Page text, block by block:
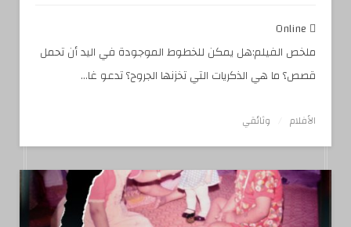
ملخص الفيلم:هل يمكن للخطوط الموجودة في اليد أن تحمل
قصص؟ ما هي الذكريات التي تخزنها الجروح؟ تدعو غا...
الأفلام وثائقي